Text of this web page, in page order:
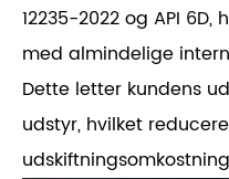
12235-2022 og API
med almindelige
Dette letter kundens
udstyr, hvilket